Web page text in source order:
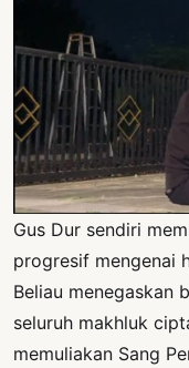
Gus Dur sendiri
progresif mengenai
Beliau menegaskan
seluruh makhluk
memuliakan Sang